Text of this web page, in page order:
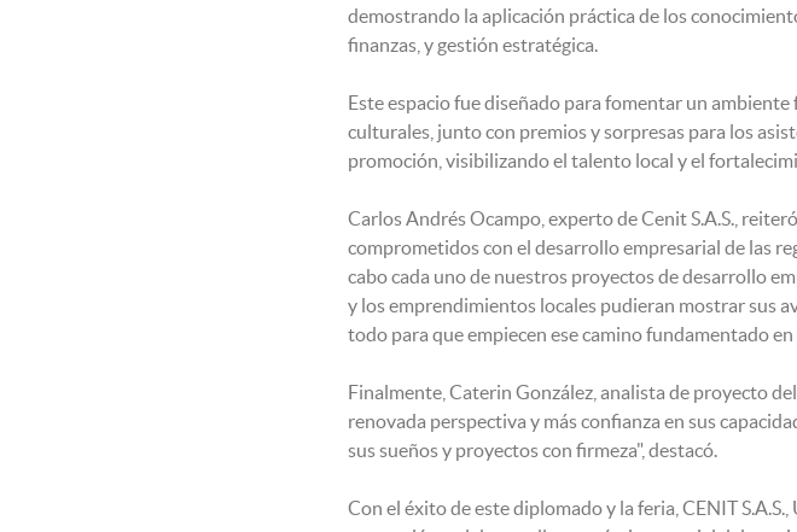
demostrando la aplicación práctica de los
finanzas, y gestión estratégica.
Este espacio fue diseñado para fomentar un
culturales, junto con premios y sorpresas para los
promoción, visibilizando el talento local y el
Carlos Andrés Ocampo, experto de Cenit S.A.S.,
comprometidos con el desarrollo empresarial de las
cabo cada uno de nuestros proyectos de desarrollo
y los emprendimientos locales pudieran mostrar sus
todo para que empiecen ese camino fundamentado
Finalmente, Caterin González, analista de proyecto
renovada perspectiva y más confianza en sus
sus sueños y proyectos con firmeza", destacó.
Con el éxito de este diplomado y la feria, CENIT